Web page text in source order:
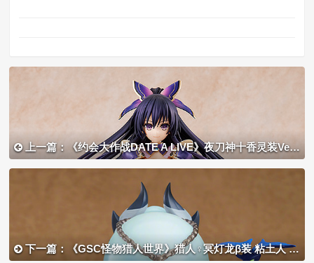
上一篇：《约会大作战DATE A LIVE》夜刀神十香灵装Ver.手办开定
下一篇：《GSC怪物猎人世界》猎人♀冥灯龙β装 粘土人 普通版/豪华版 11月13日开订 ​​​​